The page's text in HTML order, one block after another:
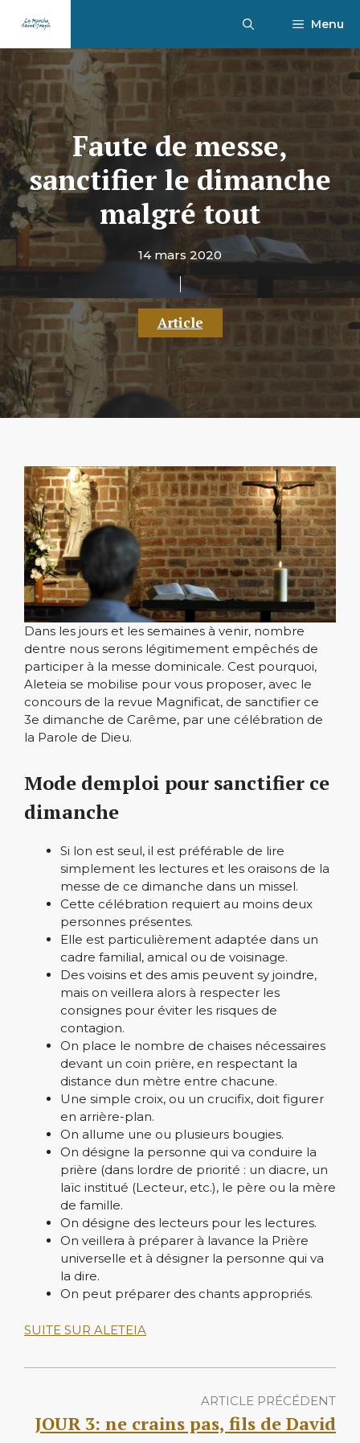
Menu
Faute de messe,
sanctifier le dimanche
malgré tout
14 mars 2020
Article
Dans les jours et les semaines à venir, nombre
dentre nous serons légitimement empêchés de
participer à la messe dominicale. Cest pourquoi,
Aleteia se mobilise pour vous proposer, avec le
concours de la revue Magnificat, de sanctifier ce
3e dimanche de Carême, par une célébration de
la Parole de Dieu.
Mode demploi pour sanctifier ce
dimanche
Si lon est seul, il est préférable de lire
simplement les lectures et les oraisons de la
messe de ce dimanche dans un missel.
Cette célébration requiert au moins deux
personnes présentes.
Elle est particulièrement adaptée dans un
cadre familial, amical ou de voisinage.
Des voisins et des amis peuvent sy joindre,
mais on veillera alors à respecter les
consignes pour éviter les risques de
contagion.
On place le nombre de chaises nécessaires
devant un coin prière, en respectant la
distance dun mètre entre chacune.
Une simple croix, ou un crucifix, doit figurer
en arrière-plan.
On allume une ou plusieurs bougies.
On désigne la personne qui va conduire la
prière (dans lordre de priorité : un diacre, un
laïc institué (Lecteur, etc.), le père ou la mère
de famille.
On désigne des lecteurs pour les lectures.
On veillera à préparer à lavance la Prière
universelle et à désigner la personne qui va
la dire.
On peut préparer des chants appropriés.
SUITE SUR ALETEIA
ARTICLE PRÉCÉDENT
JOUR 3: ne crains pas, fils de David